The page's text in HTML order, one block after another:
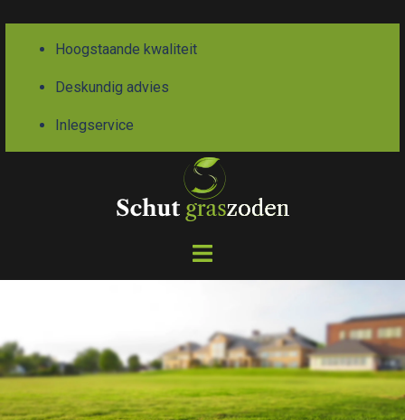
Hoogstaande kwaliteit
Deskundig advies
Inlegservice